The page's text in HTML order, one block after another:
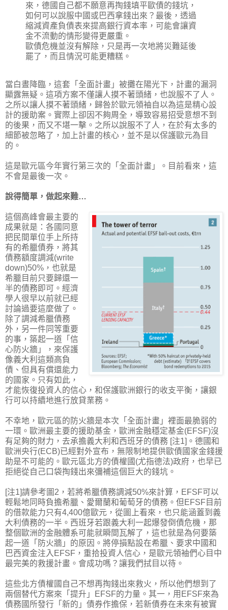
來，德國自己都不願意再掏錢填平歐債的錢坑，
如何可以說服中國或巴西拿錢出來？最後，透過
縮減資產負債表來提高銀行資本率，可能會讓資
金不流動的情形變得更嚴重。
歐債危機並沒有解除，只是再一次地將災難延後
罷了，而且情況可能更糟糕。
當白晝降臨，這套「全面計畫」被攤在陽光下，計畫的漏洞
顯露無疑。這項方案不僅讓人摸不著頭緒，也說服不了人。
之所以讓人摸不著頭緒，歸咎於歐元領袖自以為這是精心設
計的援助案。實際上卻因不夠周全，導致容易招受意想不到
的後果，而又不堪一擊。之所以說服不了人，在於有太多的
細節被忽略了，加上計畫的核心，並不是以保護歐元為目
的。
這是歐元區今年實行第三次的「全面計畫」。目前看來，這
不會是最後一次。
說得簡單，做起來難…
這個高峰會最主要的
成果就是：各國同意
把民間單位手上所持
有的希臘債券，將其
債務額度調減(write
down)50%，也就是
希臘目前只要歸還一
半的債務即可。經濟
學人很早以前就已經
討論過要這麼做了。
除了調減希臘債務
外，另一件同等重要
的事，築起一道「信
心防火牆」，來保護
像義大利這類高負
債、但具有償還能力
的國家。只有如此，
才能恢復投資人的信心，和保護歐洲銀行的收支平衡，讓銀
行可以持續地進行放貸業務。
不幸地，歐元區的防火牆是本次「全面計畫」裡面最脆弱的
一環。歐洲最主要的援助基金，歐洲金融穩定基金(EFSF)沒
有足夠的財力，去承擔義大利和西班牙的債務 [注1]。德國和
歐洲央行(ECB)已經對外宣布，無限制地提供歐債國家金錢援
助是不可能的。歐元區北方的債權國(尤指德法)政府，也早已
拒絕從自己口袋掏錢出來彌補這個巨大的錢坑。
[注1]請參考圖2，若將希臘債務調減50%來計算，EFSF可以
輕鬆地同時負擔希臘、愛爾蘭和葡萄牙的債務。但EFSF目前
的借款能力只有4,400億歐元，從圖上看來，也只能涵蓋到義
大利債務的一半。西班牙若跟義大利一起爆發倒債危機，那
整個歐洲的金融體系可能就瞬間瓦解了，這也就是為何要築
起一道「防火牆」的原因。將停損點設在希臘、要求中國和
巴西資金注入EFSF，重拾投資人信心，是歐元領袖們心目中
最完美的救援計畫。會成功嗎？讓我們拭目以待。
這些北方債權國自己不想再掏錢出來救火，所以他們想到了
兩個替代方案來「提升」EFSF的力量。其一，用EFSF來為
債務國所發行「新的」債券作擔保，若新債券在未來有被實